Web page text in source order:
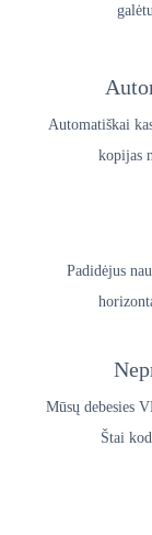
Automatiškai
kopijas
Padidėjus
Mūsų debesies
Štai